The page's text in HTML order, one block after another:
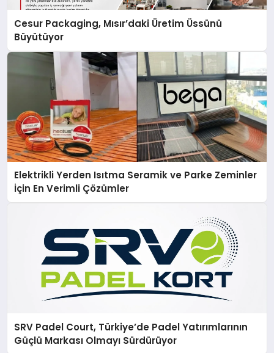
Cesur Packaging, Mısır’daki Üretim Üssünü
Büyütüyor
Elektrikli Yerden Isıtma Seramik ve Parke Zeminler
İçin En Verimli Çözümler
SRV Padel Court, Türkiye’de Padel Yatırımlarının
Güçlü Markası Olmayı Sürdürüyor